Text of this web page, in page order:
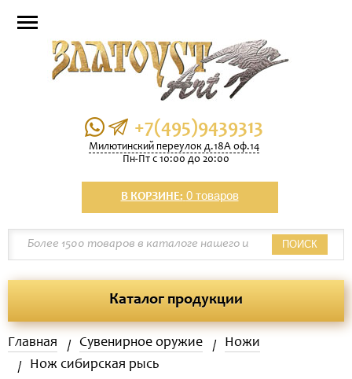
+7(495)9439313
Милютинский переулок д.18А оф.14
Пн-Пт с 10:00 до 20:00
В КОРЗИНЕ: 0 товаров
ПОИСК
Каталог продукции
Главная Сувенирное оружие
Ножи
Нож сибирская рысь